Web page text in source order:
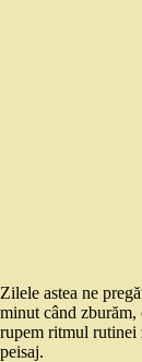
Zilele astea ne
minut când zburăm,
rupem ritmul rutinei
peisaj.